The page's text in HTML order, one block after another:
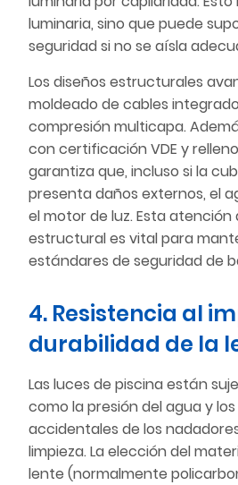
luminaria, sino que puede
seguridad si no se aísla
Los diseños estructurales
moldeado de cables
compresión multicapa.
con certificación VDE y
garantiza que, incluso si la
presenta daños externos, el
el motor de luz. Esta atención
estructural es vital para
estándares de seguridad de
4. Resistencia al
durabilidad de la
Las luces de piscina están
como la presión del agua y
accidentales de los
limpieza. La elección del
lente (normalmente